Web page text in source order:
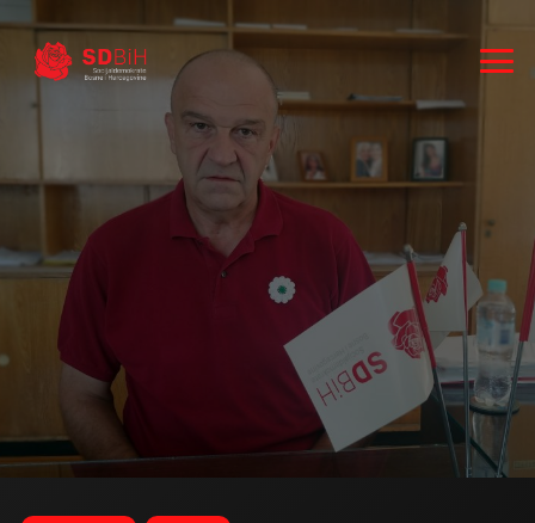
RUKOVODSTVO
ZASTUPNICI